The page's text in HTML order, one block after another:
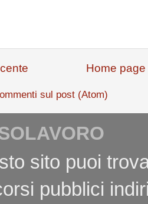
Home page
sul post (Atom)
sito puoi
pubblici